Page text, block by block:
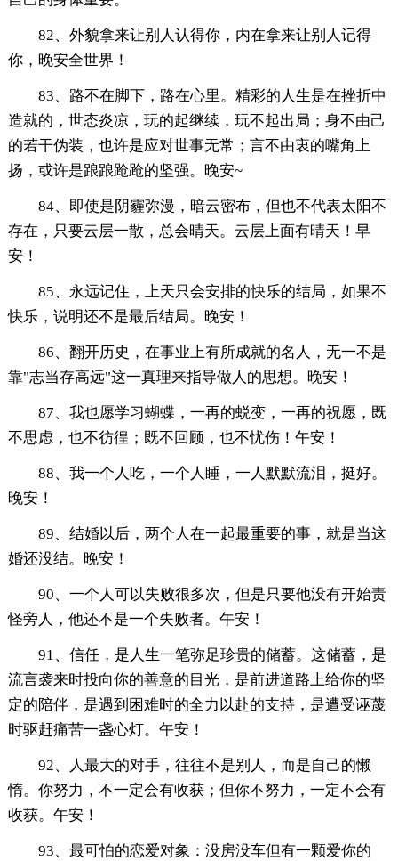
82、外貌拿来让别人认得你，内在拿来让别人记得
你，晚安全世界！
83、路不在脚下，路在心里。精彩的人生是在挫折中
造就的，世态炎凉，玩的起继续，玩不起出局；身不由己
的若干伪装，也许是应对世事无常；言不由衷的嘴角上
扬，或许是踉踉跄跄的坚强。晚安~
84、即使是阴霾弥漫，暗云密布，但也不代表太阳不
存在，只要云层一散，总会晴天。云层上面有晴天！早
安！
85、永远记住，上天只会安排的快乐的结局，如果不
快乐，说明还不是最后结局。晚安！
86、翻开历史，在事业上有所成就的名人，无一不是
靠"志当存高远"这一真理来指导做人的思想。晚安！
87、我也愿学习蝴蝶，一再的蜕变，一再的祝愿，既
不思虑，也不彷徨；既不回顾，也不忧伤！午安！
88、我一个人吃，一个人睡，一人默默流泪，挺好。
晚安！
89、结婚以后，两个人在一起最重要的事，就是当这
婚还没结。晚安！
90、一个人可以失败很多次，但是只要他没有开始责
怪旁人，他还不是一个失败者。午安！
91、信任，是人生一笔弥足珍贵的储蓄。这储蓄，是
流言袭来时投向你的善意的目光，是前进道路上给你的坚
定的陪伴，是遇到困难时的全力以赴的支持，是遭受诬蔑
时驱赶痛苦一盏心灯。午安！
92、人最大的对手，往往不是别人，而是自己的懒
惰。你努力，不一定会有收获；但你不努力，一定不会有
收获。午安！
93、最可怕的恋爱对象：没房没车但有一颗爱你的